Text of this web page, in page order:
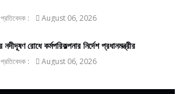
: August 06, 2026
নদীদূষণ রোধে কর্মপরিকল্পনার নির্দেশ প্রধানমন্ত্রীর
: August 06, 2026